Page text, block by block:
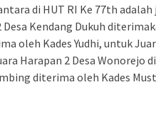
di HUT RI Ke 77th adalah
Kendang Dukuh
oleh Kades Yudhi, untuk
Harapan 2 Desa Wonorejo
diterima oleh Kades